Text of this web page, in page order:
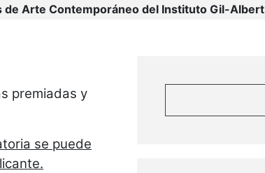
de Arte Contemporáneo del Instituto Gil-Albert
premiadas y
se puede